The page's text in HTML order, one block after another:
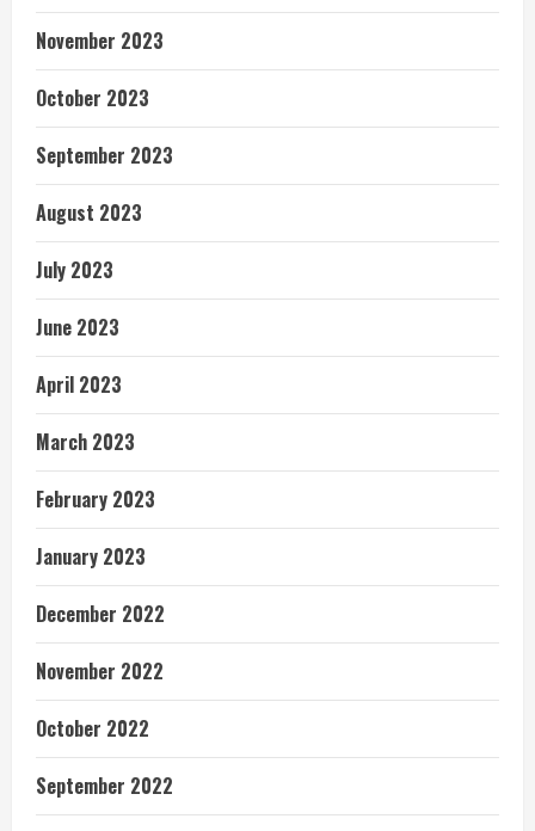
November 2023
October 2023
September 2023
August 2023
July 2023
June 2023
April 2023
March 2023
February 2023
January 2023
December 2022
November 2022
October 2022
September 2022